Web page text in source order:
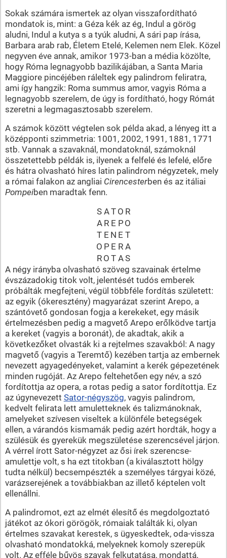
Sokak számára ismertek az olyan visszafordítható
mondatok is, mint: a Géza kék az ég, Indul a görög
aludni, Indul a kutya s a tyúk aludni, A sári pap írása,
Barbara arab rab, Életem Etelé, Kelemen nem Elek. Közel
negyven éve annak, amikor 1973-ban a média közölte,
hogy Róma legnagyobb bazilikájában, a Santa Maria
Maggiore pincéjében ráleltek egy palindrom feliratra,
ami így hangzik: Roma summus amor, vagyis Róma a
legnagyobb szerelem, de úgy is fordítható, hogy Rómát
szeretni a legmagasztosabb szerelem.
A számok között végtelen sok példa akad, a lényeg itt a
középponti szimmetria: 1001, 2002, 1991, 1881, 1771
stb. Vannak a szavaknál, mondatoknál, számoknál
összetettebb példák is, ilyenek a felfelé és lefelé, előre
és hátra olvasható híres latin palindrom négyzetek, mely
a római falakon az angliai Cirencesterben és az itáliai
Pompeiben maradtak fenn.
S AT O R
A R E P O
T E N E T
O P E R A
R O T AS
A négy irányba olvasható szöveg szavainak értelme
évszázadokig titok volt, jelentését tudós emberek
próbálták megfejteni, végül többféle fordítás született:
az egyik (ókeresztény) magyarázat szerint Arepo, a
szántóvető gondosan fogja a kerekeket, egy másik
értelmezésben pedig a magvető Arepo erőlködve tartja
a kereket (vagyis a boronát), de akadtak, akik a
következőket olvasták ki a rejtelmes szavakból: A nagy
magvető (vagyis a Teremtő) kezében tartja az embernek
nevezett agyagedényeket, valamint a kerék gépezetének
minden rugóját. Az Arepo feltehetően egy név, a szó
fordítottja az opera, a rotas pedig a sator fordítottja. Ez
az úgynevezett Sator-négyszög, vagyis palindrom,
kedvelt felirata lett amuletteknek és talizmánoknak,
amelyeket szívesen viseltek a különféle betegségek
ellen, a várandós kismamák pedig azért hordták, hogy a
szülésük és gyerekük megszületése szerencsével járjon.
A vérrel írott Sator-négyzet az ősi írek szerencse-
amulettje volt, s ha ezt titokban (a kiválasztott hölgy
tudta nélkül) becsempészték a személyes tárgyai közé,
varázserejének a továbbiakban az illető képtelen volt
ellenállni.
A palindromot, ezt az elmét élesítő és megdolgoztató
játékot az ókori görögök, rómaiak találták ki, olyan
értelmes szavakat kerestek, s ügyeskedtek, oda-vissza
olvasható mondatokká, melyeknek komoly szerepük
volt. Az efféle bűvös szavak felkutatása, mondattá,